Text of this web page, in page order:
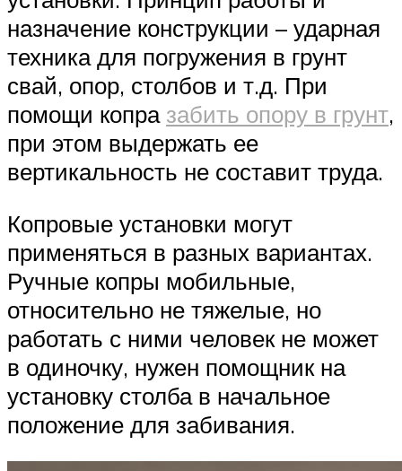
назначение конструкции – ударная
техника для погружения в грунт
свай, опор, столбов и т.д. При
помощи копра забить опору в грунт,
при этом выдержать ее
вертикальность не составит труда.
Копровые установки могут
применяться в разных вариантах.
Ручные копры мобильные,
относительно не тяжелые, но
работать с ними человек не может
в одиночку, нужен помощник на
установку столба в начальное
положение для забивания.